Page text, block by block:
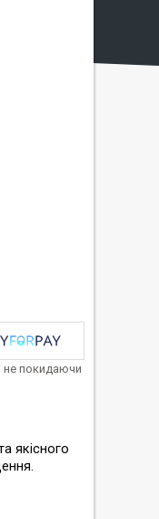
не покидаючи
якісного